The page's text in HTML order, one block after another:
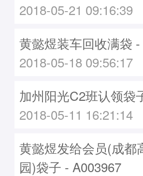
2018-05-21 09:16:39
黄懿煜装车回收满袋
2018-05-18 09:56:17
加州阳光C2班认领袋
2018-05-11 16:21:14
黄懿煜发给会员(成都
园)袋子 - A003967